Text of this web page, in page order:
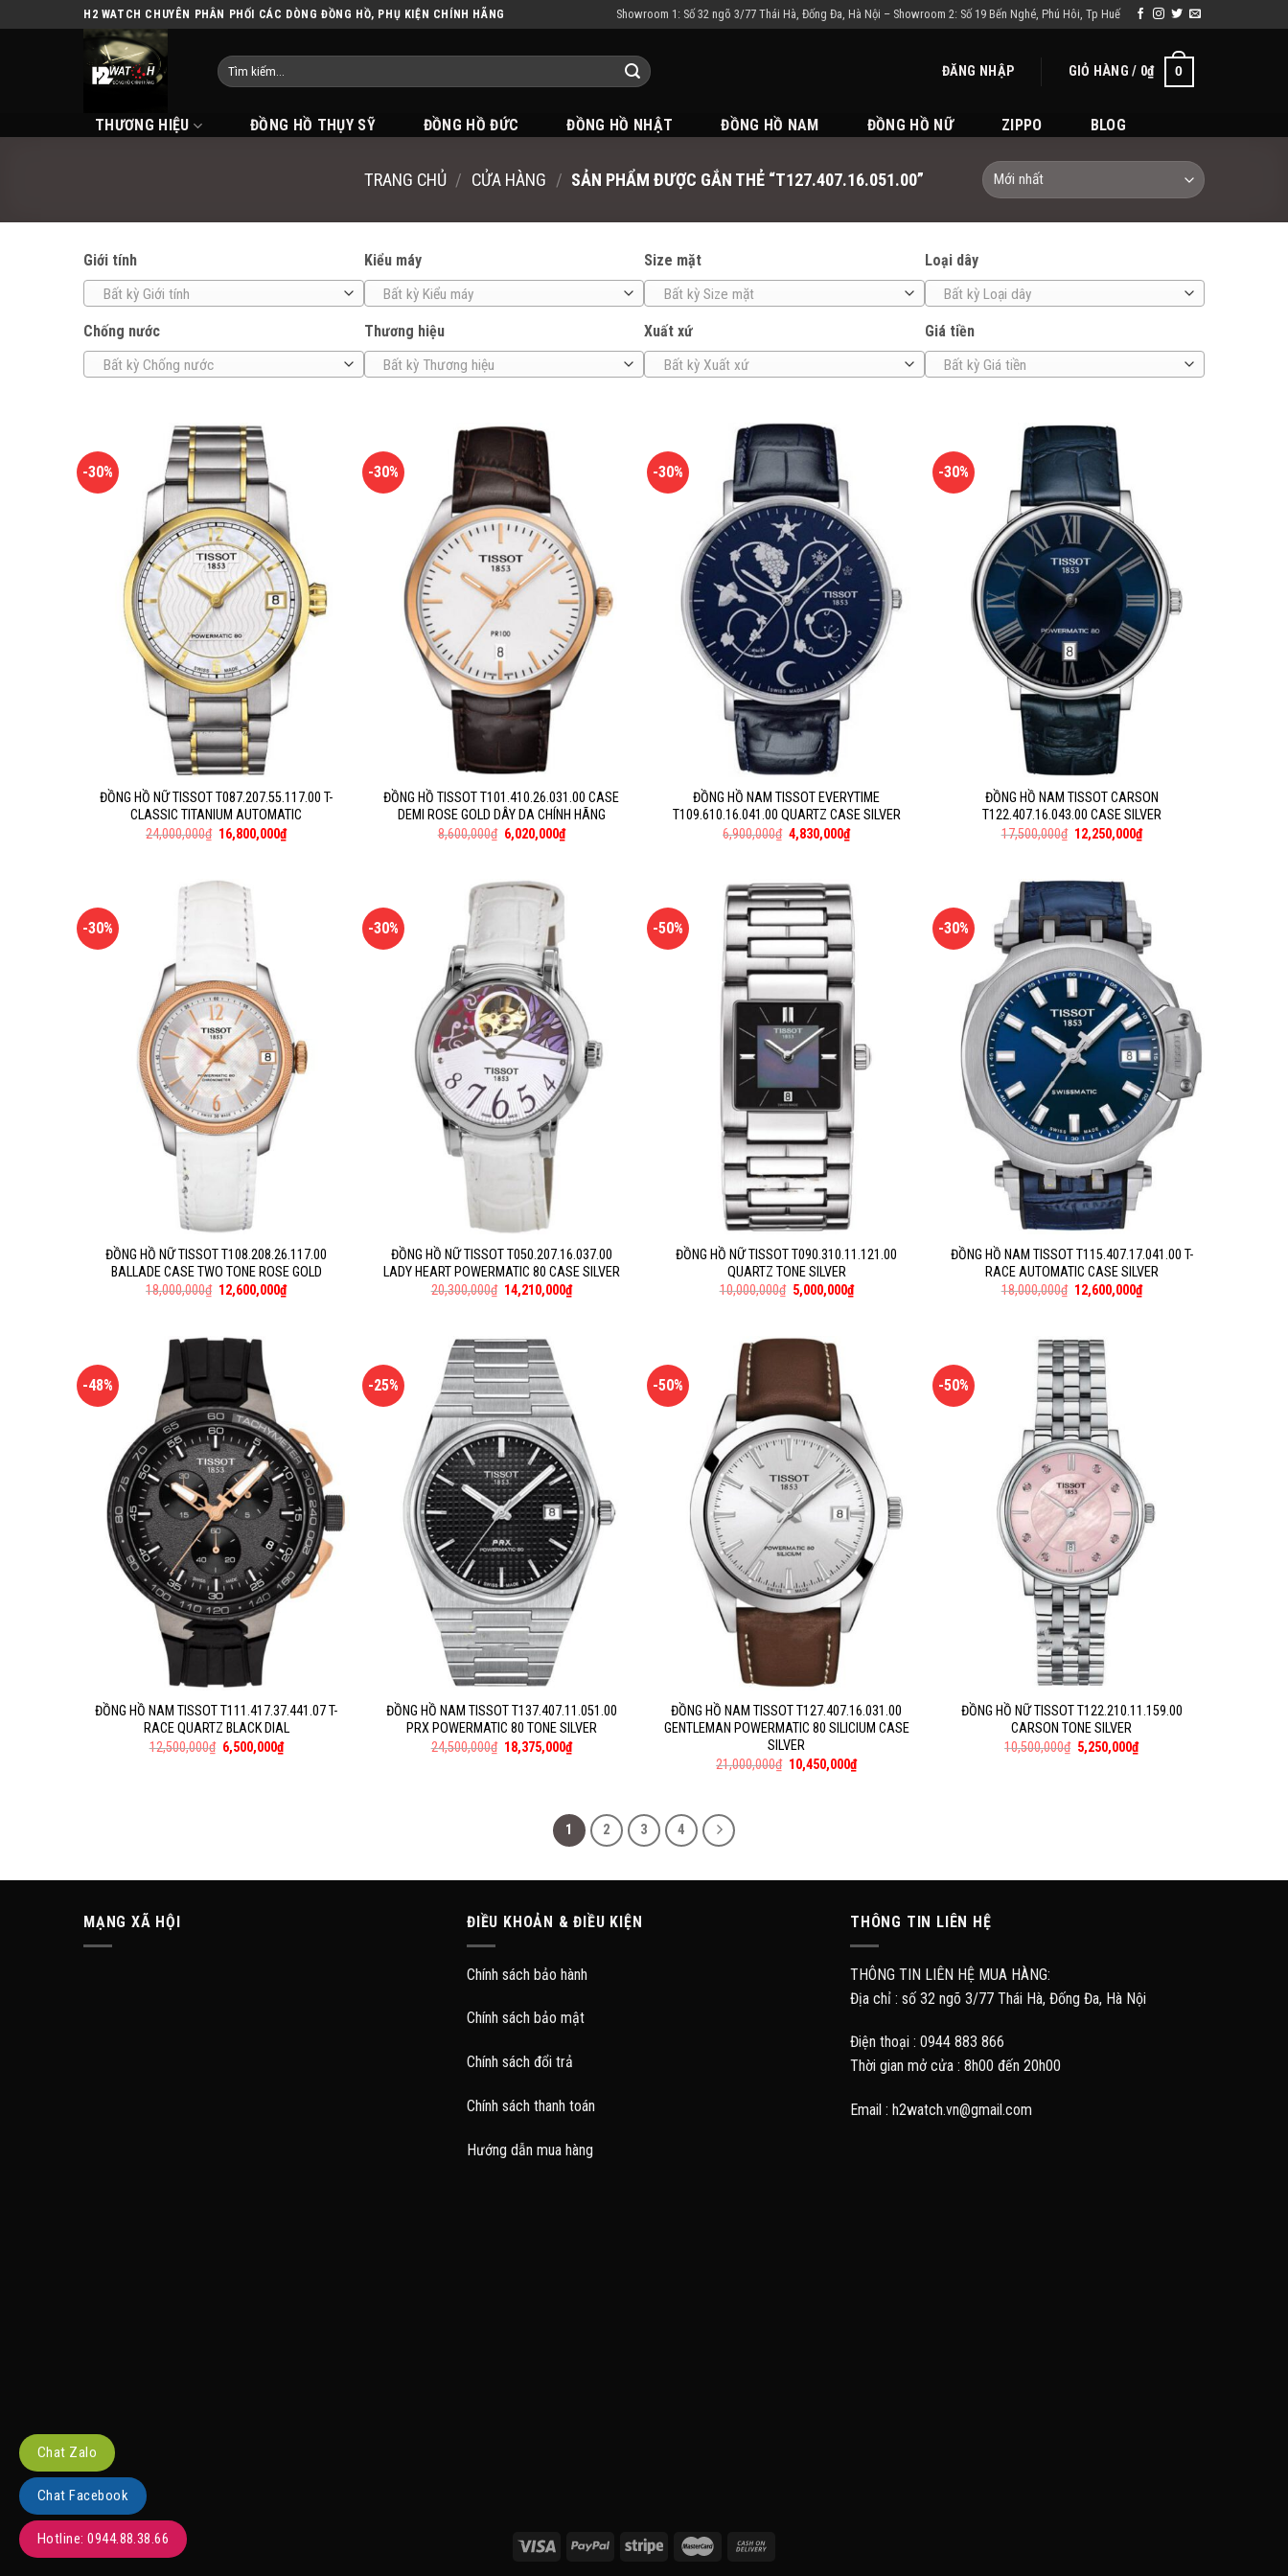
H2 WATCH CHUYÊN PHÂN PHỐI CÁC DÒNG ĐỒNG HỒ, PHỤ KIỆN CHÍNH HÃNG Showroom 1: Số 32 ngõ 3/77 Thái Hà, Đống Đa, Hà Nội – Showroom 2: Số 19 Bến Nghé, Phú Hôi, Tp Huế
ĐĂNG NHẬP GIỎ HÀNG / 0₫ 0
THƯƠNG HIỆU ĐỒNG HỒ THỤY SỸ ĐỒNG HỒ ĐỨC ĐỒNG HỒ NHẬT ĐỒNG HỒ NAM ĐỒNG HỒ NỮ ZIPPO BLOG
TRANG CHỦ / CỬA HÀNG / SẢN PHẨM ĐƯỢC GẮN THẺ “T127.407.16.051.00”
Giới tính
Bất kỳ Giới tính
Kiểu máy
Bất kỳ Kiểu máy
Size mặt
Bất kỳ Size mặt
Loại dây
Bất kỳ Loại dây
Chống nước
Bất kỳ Chống nước
Thương hiệu
Bất kỳ Thương hiệu
Xuất xứ
Bất kỳ Xuất xứ
Giá tiền
Bất kỳ Giá tiền
-30%
ĐỒNG HỒ NỮ TISSOT T087.207.55.117.00 T-
CLASSIC TITANIUM AUTOMATIC
24,000,000₫ 16,800,000₫
-30%
ĐỒNG HỒ TISSOT T101.410.26.031.00 CASE
DEMI ROSE GOLD DÂY DA CHÍNH HÃNG
8,600,000₫ 6,020,000₫
-30%
ĐỒNG HỒ NAM TISSOT EVERYTIME
T109.610.16.041.00 QUARTZ CASE SILVER
6,900,000₫ 4,830,000₫
-30%
ĐỒNG HỒ NAM TISSOT CARSON
T122.407.16.043.00 CASE SILVER
17,500,000₫ 12,250,000₫
-30%
ĐỒNG HỒ NỮ TISSOT T108.208.26.117.00
BALLADE CASE TWO TONE ROSE GOLD
18,000,000₫ 12,600,000₫
-30%
ĐỒNG HỒ NỮ TISSOT T050.207.16.037.00
LADY HEART POWERMATIC 80 CASE SILVER
20,300,000₫ 14,210,000₫
-50%
ĐỒNG HỒ NỮ TISSOT T090.310.11.121.00
QUARTZ TONE SILVER
10,000,000₫ 5,000,000₫
-30%
ĐỒNG HỒ NAM TISSOT T115.407.17.041.00 T-
RACE AUTOMATIC CASE SILVER
18,000,000₫ 12,600,000₫
-48%
ĐỒNG HỒ NAM TISSOT T111.417.37.441.07 T-
RACE QUARTZ BLACK DIAL
12,500,000₫ 6,500,000₫
-25%
ĐỒNG HỒ NAM TISSOT T137.407.11.051.00
PRX POWERMATIC 80 TONE SILVER
24,500,000₫ 18,375,000₫
-50%
ĐỒNG HỒ NAM TISSOT T127.407.16.031.00
GENTLEMAN POWERMATIC 80 SILICIUM CASE
SILVER
21,000,000₫ 10,450,000₫
-50%
ĐỒNG HỒ NỮ TISSOT T122.210.11.159.00
CARSON TONE SILVER
10,500,000₫ 5,250,000₫
1 2 3 4
MẠNG XÃ HỘI ĐIỀU KHOẢN & ĐIỀU KIỆN
Chính sách bảo hành
Chính sách bảo mật
Chính sách đổi trả
Chính sách thanh toán
Hướng dẫn mua hàng
THÔNG TIN LIÊN HỆ
THÔNG TIN LIÊN HỆ MUA HÀNG:
Địa chỉ : số 32 ngõ 3/77 Thái Hà, Đống Đa, Hà Nội
Điện thoại : 0944 883 866
Thời gian mở cửa : 8h00 đến 20h00
Email : h2watch.vn@gmail.com
Chat Zalo
Chat Facebook
Hotline: 0944.88.38.66